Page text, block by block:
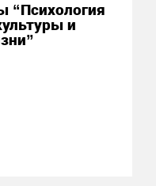
“Психология
и